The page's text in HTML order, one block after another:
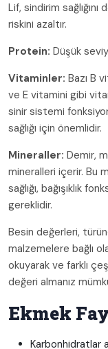
Lif, sindirim
riskini azaltır.
Protein: Düşük
Vitaminler: Bazı B
ve E vitamini gibi
sinir sistemi
sağlığı için önemlidir.
Mineraller: Demir,
mineralleri içerir. Bu
sağlığı, bağışıklık
gereklidir.
Besin değerleri,
malzemelere bağlı
okuyarak ve farklı
değeri almanız
Ekmek
Karbonhidratlar